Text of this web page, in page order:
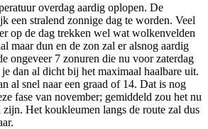
overdag aardig oplopen. De
een stralend zonnige dag te worden. Veel
op de dag trekken wel wat wolkenvelden
maar dun en de zon zal er alsnog aardig
ongeveer 7 zonuren die nu voor zaterdag
dan al dicht bij het maximaal haalbare uit.
al snel naar een graad of 14. Dat is nog
fase van november; gemiddeld zou het nu
zijn. Het koukleumen langs de route zal dus